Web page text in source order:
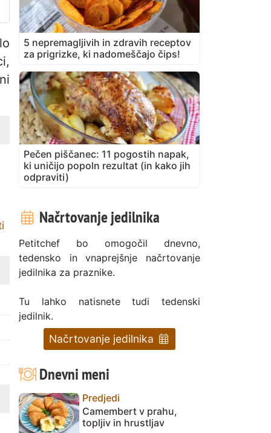
5 nepremagljivih in zdravih receptov
za prigrizke, ki nadomeščajo čips!
Pečen piščanec: 11 pogostih napak,
ki uničijo popoln rezultat (in kako jih
odpraviti)
Načrtovanje jedilnika
Petitchef bo omogočil dnevno,
tedensko in vnaprejšnje načrtovanje
jedilnika za praznike.
Tu lahko natisnete tudi tedenski
jedilnik.
Načrtovanje jedilnika
Dnevni meni
Predjedi
Camembert v prahu,
topljiv in hrustljav